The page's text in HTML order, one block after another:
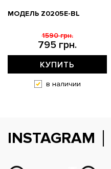
МОДЕЛЬ Z0205E-BL
795 грн.
1590 грн.
КУПИТЬ
в наличии
INSTAGRAM